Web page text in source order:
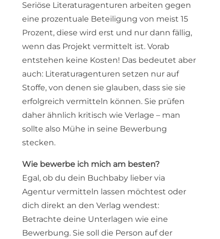
Seriöse Literaturagenturen arbeiten gegen
eine prozentuale Beteiligung von meist 15
Prozent, diese wird erst und nur dann fällig,
wenn das Projekt vermittelt ist. Vorab
entstehen keine Kosten! Das bedeutet aber
auch: Literaturagenturen setzen nur auf
Stoffe, von denen sie glauben, dass sie sie
erfolgreich vermitteln können. Sie prüfen
daher ähnlich kritisch wie Verlage – man
sollte also Mühe in seine Bewerbung
stecken.
Wie bewerbe ich mich am besten?
Egal, ob du dein Buchbaby lieber via
Agentur vermitteln lassen möchtest oder
dich direkt an den Verlag wendest:
Betrachte deine Unterlagen wie eine
Bewerbung. Sie soll die Person auf der